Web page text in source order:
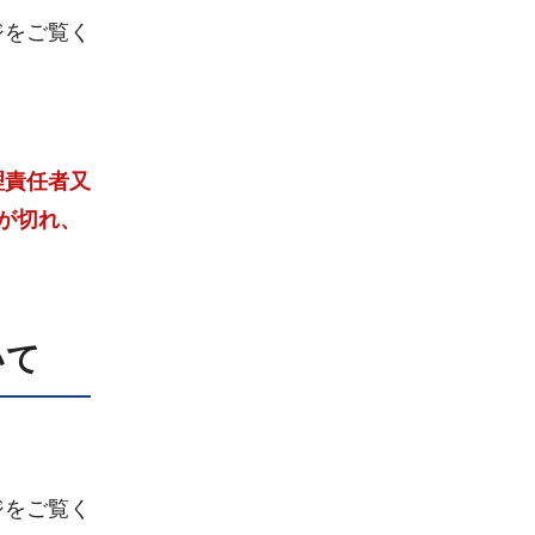
ご覧く
任者又
切れ、
ご覧く